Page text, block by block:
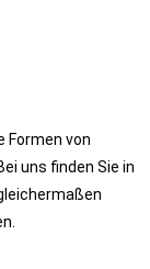
Formen von
uns finden Sie in